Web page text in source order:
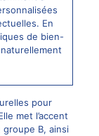
En
de bien-
pour
met l’accent
B, ainsi